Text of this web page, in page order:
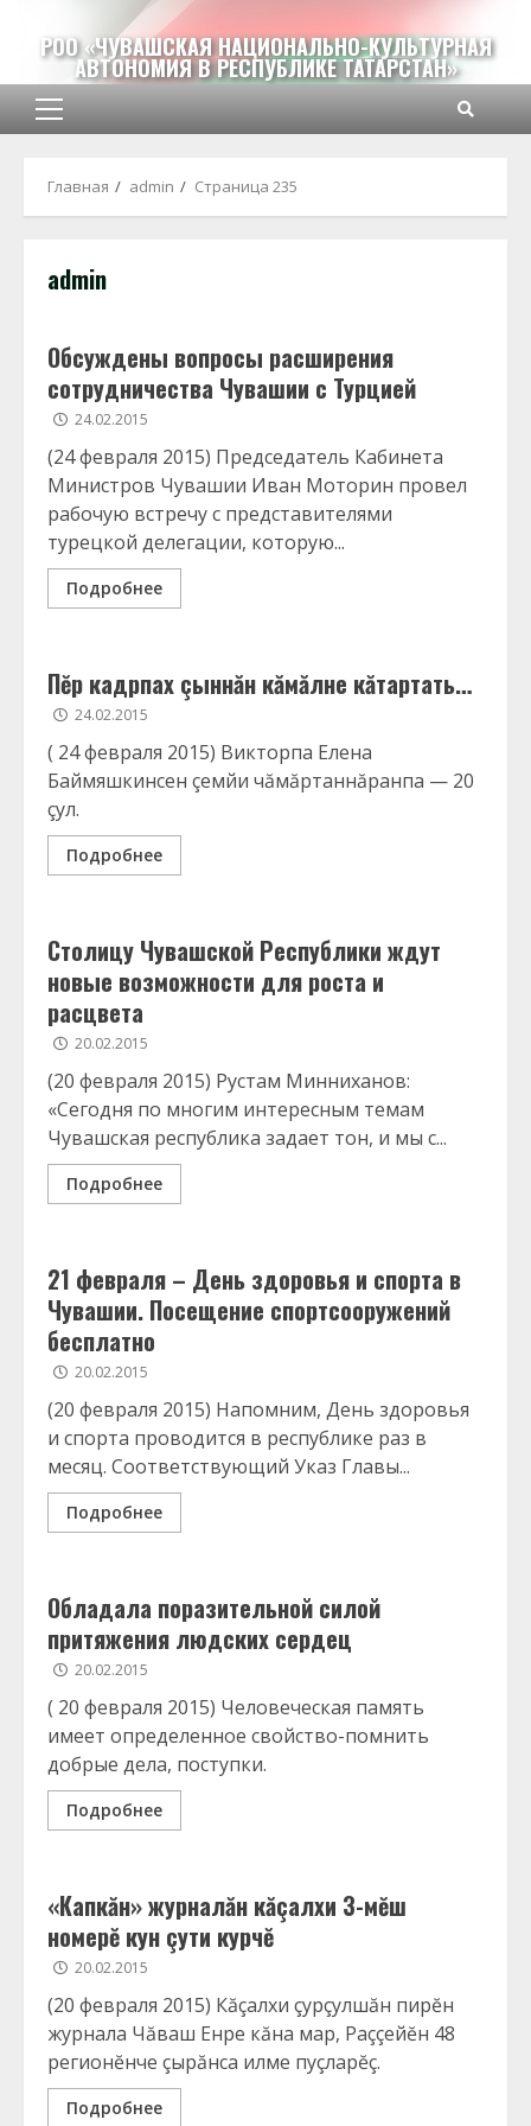
содержимому
РОО «ЧУВАШСКАЯ НАЦИОНАЛЬНО-КУЛЬТУРНАЯ
АВТОНОМИЯ В РЕСПУБЛИКЕ ТАТАРСТАН»
Основное
Главная admin Страница 235
admin
Обсуждены вопросы расширения
сотрудничества Чувашии с Турцией
24.02.2015
(24 февраля 2015) Председатель Кабинета
Министров Чувашии Иван Моторин провел
рабочую встречу с представителями
турецкой делегации, которую...
Подробнее
Пĕр кадрпах çыннăн кăмăлне кăтартать…
24.02.2015
( 24 февраля 2015) Викторпа Елена
Баймяшкинсен çемйи чăмăртаннăранпа — 20
çул.
Подробнее
Столицу Чувашской Республики ждут
новые возможности для роста и
расцвета
20.02.2015
(20 февраля 2015) Рустам Минниханов:
«Сегодня по многим интересным темам
Чувашская республика задает тон, и мы с...
Подробнее
21 февраля – День здоровья и спорта в
Чувашии. Посещение спортсооружений
бесплатно
20.02.2015
(20 февраля 2015) Напомним, День здоровья
и спорта проводится в республике раз в
месяц. Соответствующий Указ Главы...
Подробнее
Обладала поразительной силой
притяжения людских сердец
20.02.2015
( 20 февраля 2015) Человеческая память
имеет определенное свойство-помнить
добрые дела, поступки.
Подробнее
«Капкăн» журналăн кăçалхи 3-мĕш
номерĕ кун çути курчĕ
20.02.2015
(20 февраля 2015) Кăçалхи çурçулшăн пирĕн
журнала Чăваш Енре кăна мар, Раççейĕн 48
регионĕнче çырăнса илме пуçларĕç.
Подробнее